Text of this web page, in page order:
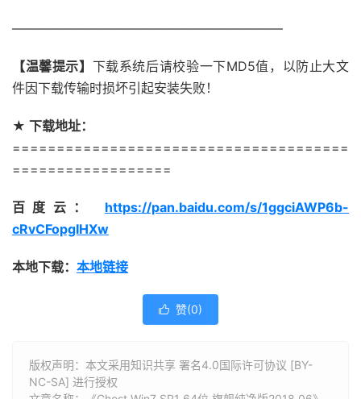
—————————————————————
【温馨提示】 下载系统后请校验一下MD5值，以防止大文
件因下载传输时损坏引起安装失败！
★ 下载地址：
======================================
==================
百度云 ：
https://pan.baidu.com/s/1ggciAWP6b-
cRvCFopgIHXw
本地下载： 本地链接
 赞(0)
版权声明：本文采用知识共享 署名4.0国际许可协议 [BY-
NC-SA] 进行授权